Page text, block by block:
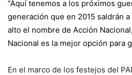
“Aquí tenemos a los próximos
generación que en 2015 saldrán
alto el nombre de Acción
Nacional es la mejor opción para
En el marco de los festejos del